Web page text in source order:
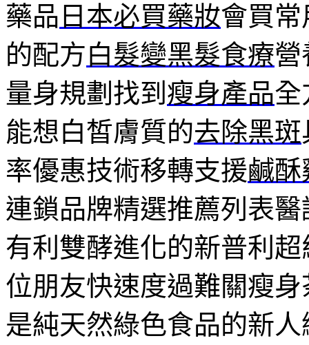
藥品 日本必買藥妝會買
的配方白髮變黑髮食療營
量身規劃找到 瘦身產品全
能想白皙膚質的去除黑斑
率優惠技術移轉支援鹹酥
連鎖品牌精選推薦列表醫
有利雙酵進化的新普利
位朋友快速度過難關瘦
是純天然綠色食品的新